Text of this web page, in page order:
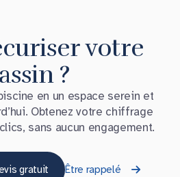
votre
?
en un espace serein et
Obtenez votre chiffrage
sans aucun engagement.
gratuit Être rappelé